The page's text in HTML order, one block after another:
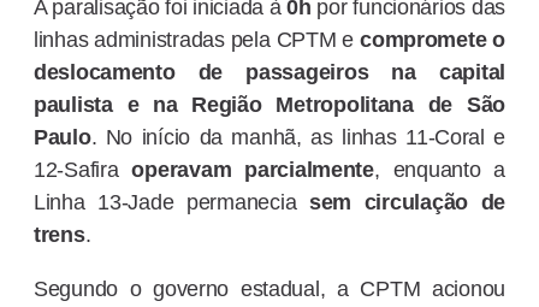
A paralisação foi iniciada à0h por funcionários das
linhas administradas pela CPTM ecompromete o
deslocamento de passageiros na capital
paulista e na Região Metropolitana de São
Paulo. No início da manhã, as linhas 11-Coral e
12-Safiraoperavam parcialmente, enquanto a
Linha 13-Jade permanecia sem circulação de
trens.
Segundo o governo estadual, a CPTM acionou